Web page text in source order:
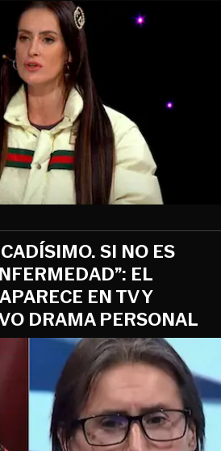
SI NO ES
EL
EN TV Y
DRAMA PERSONAL